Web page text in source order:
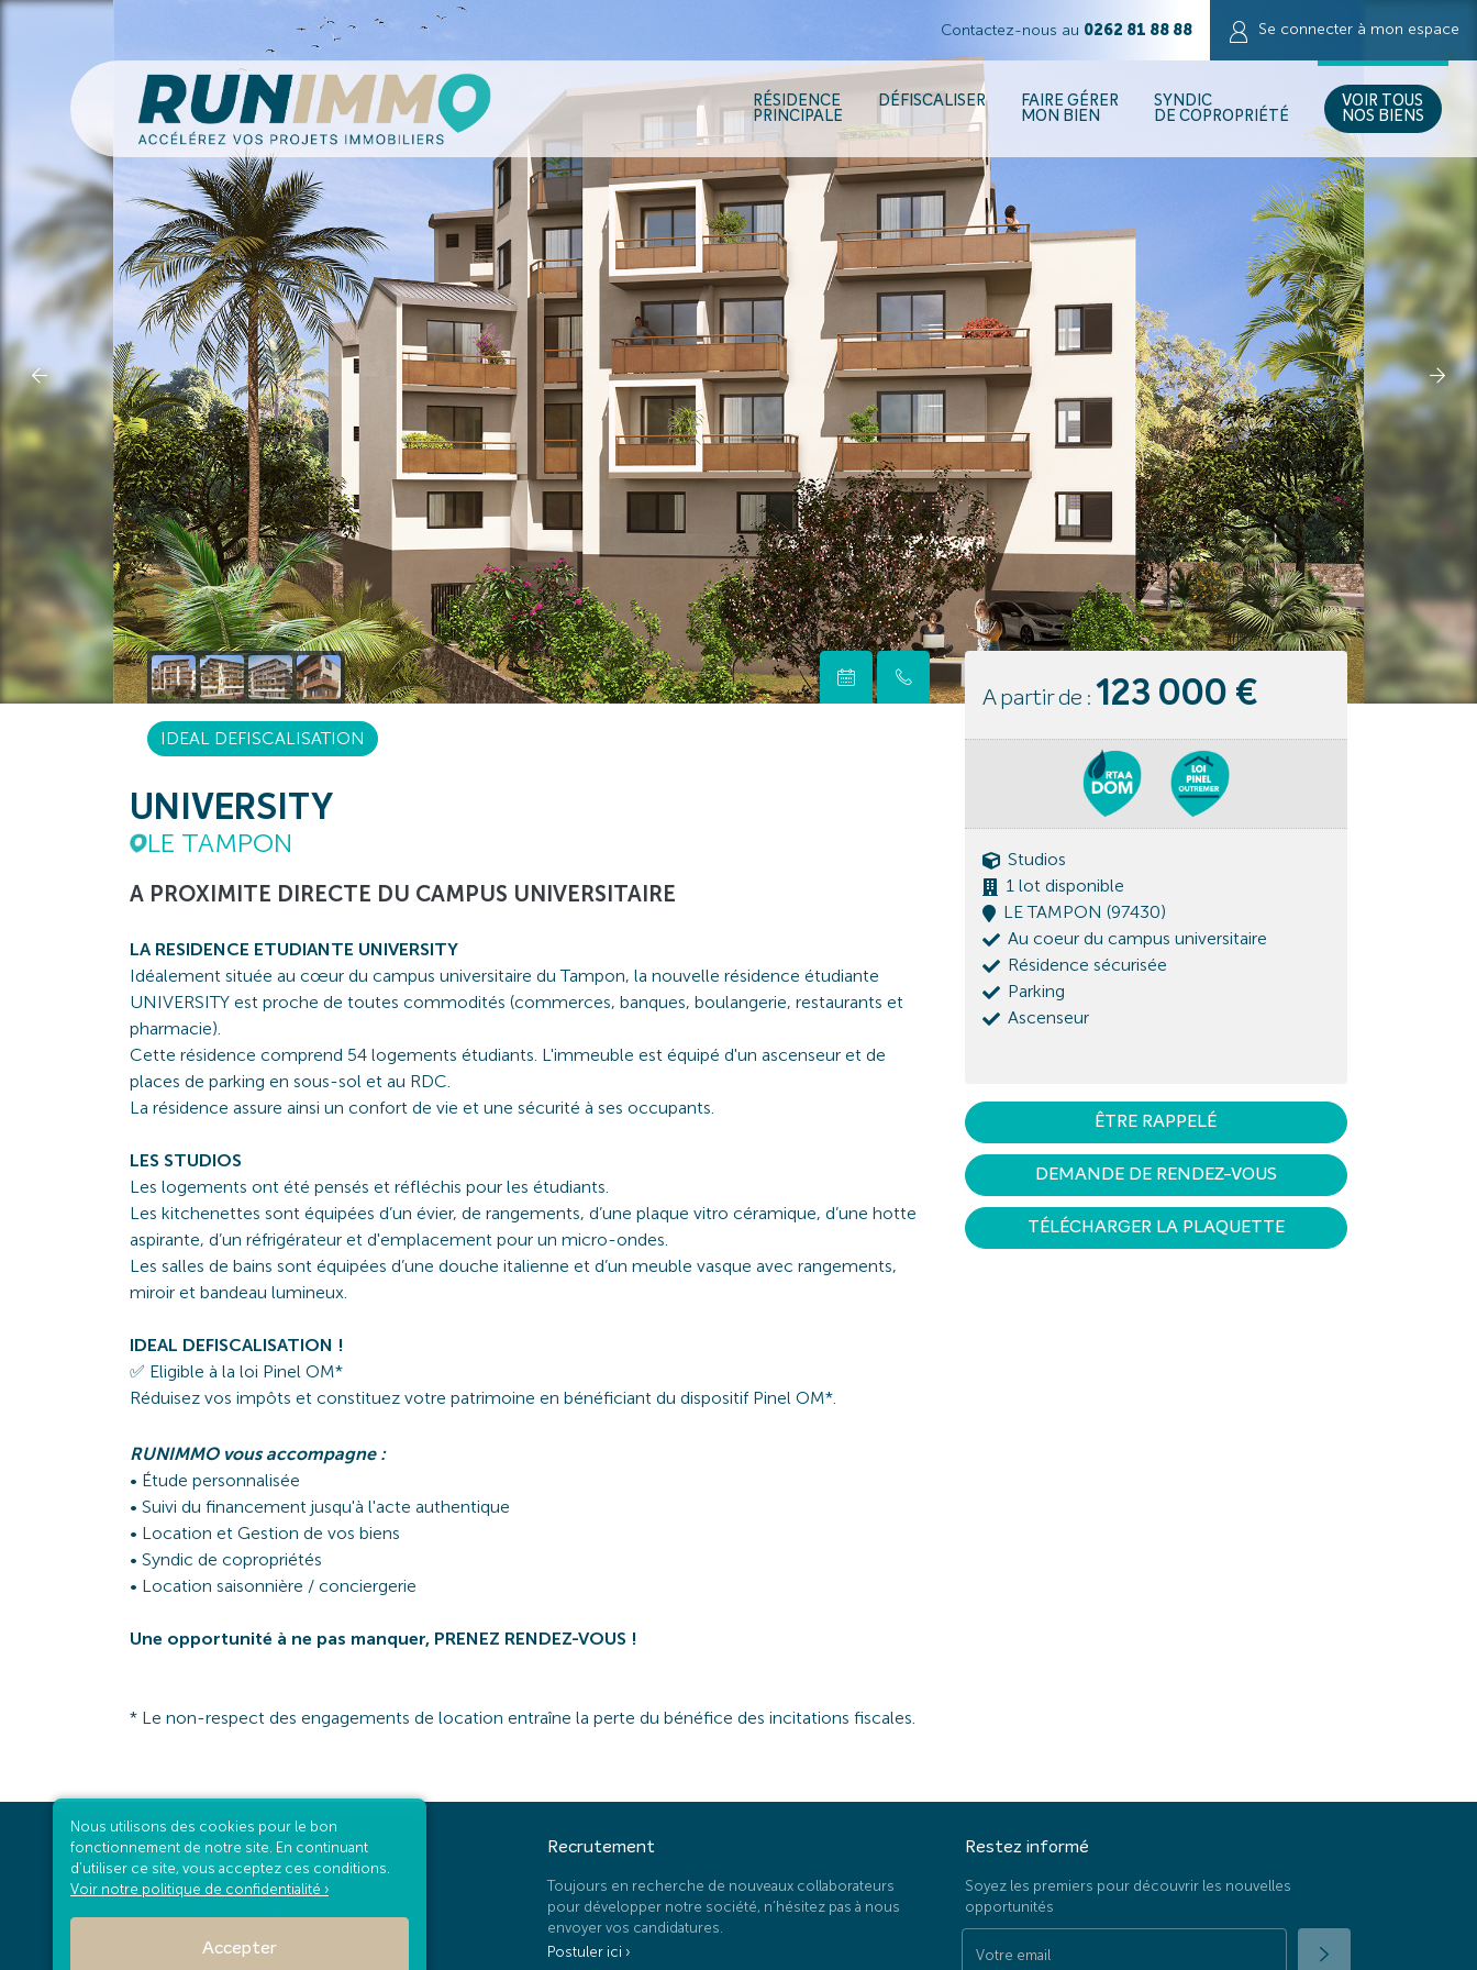
Contactez-nous au 0262 81 88 88 Se connecter à mon espace
RÉSIDENCE
PRINCIPALE
DÉFISCALISER
FAIRE GÉRER
MON BIEN
SYNDIC
DE COPROPRIÉTÉ
VOIR TOUS
NOS BIENS
Nous utilisons des cookies pour le bon
fonctionnement de notre site. En continuant
d'utiliser ce site, vous acceptez ces conditions.
Voir notre politique de confidentialité ›
Accepter
IDEAL DEFISCALISATION
UNIVERSITY
LE TAMPON
A PROXIMITE DIRECTE DU CAMPUS UNIVERSITAIRE
LA RESIDENCE ETUDIANTE UNIVERSITY
Idéalement située au cœur du campus universitaire du Tampon, la nouvelle résidence étudiante
UNIVERSITY est proche de toutes commodités (commerces, banques, boulangerie, restaurants et
pharmacie).
Cette résidence comprend 54 logements étudiants. L'immeuble est équipé d'un ascenseur et de
places de parking en sous-sol et au RDC.
La résidence assure ainsi un confort de vie et une sécurité à ses occupants.
LES STUDIOS
Les logements ont été pensés et réfléchis pour les étudiants.
Les kitchenettes sont équipées d’un évier, de rangements, d’une plaque vitro céramique, d’une hotte
aspirante, d’un réfrigérateur et d'emplacement pour un micro-ondes.
Les salles de bains sont équipées d’une douche italienne et d’un meuble vasque avec rangements,
miroir et bandeau lumineux.
IDEAL DEFISCALISATION !
✅ Eligible à la loi Pinel OM*
Réduisez vos impôts et constituez votre patrimoine en bénéficiant du dispositif Pinel OM*.
RUNIMMO vous accompagne :
• Étude personnalisée
• Suivi du financement jusqu'à l'acte authentique
• Location et Gestion de vos biens
• Syndic de copropriétés
• Location saisonnière / conciergerie
Une opportunité à ne pas manquer, PRENEZ RENDEZ-VOUS !
* Le non-respect des engagements de location entraîne la perte du bénéfice des incitations fiscales.
A partir de : 123 000 €
Studios
1 lot disponible
LE TAMPON (97430)
Au coeur du campus universitaire
Résidence sécurisée
Parking
Ascenseur
ÊTRE RAPPELÉ
DEMANDE DE RENDEZ-VOUS
TÉLÉCHARGER LA PLAQUETTE
97400 Saint-Denis
Recrutement
Toujours en recherche de nouveaux collaborateurs
pour développer notre société, n’hésitez pas à nous
envoyer vos candidatures.
Postuler ici ›
Restez informé
Soyez les premiers pour découvrir les nouvelles
opportunités